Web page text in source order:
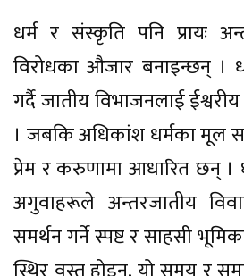
धर्म र संस्कृति पनि प्रायः
विरोधका औजार बनाइन्छन् ।
गर्दै जातीय विभाजनलाई
। जबकि अधिकांश धर्मका मूल
प्रेम र करुणामा आधारित छन् ।
अगुवाहरूले अन्तरजातीय
समर्थन गर्ने स्पष्ट र साहसी